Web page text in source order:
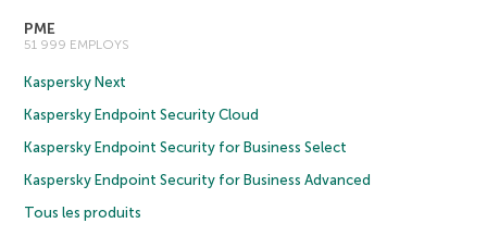
PME
51 999 EMPLOYS
Kaspersky Next
Kaspersky Endpoint Security Cloud
Kaspersky Endpoint Security for Business Select
Kaspersky Endpoint Security for Business Advanced
Tous les produits